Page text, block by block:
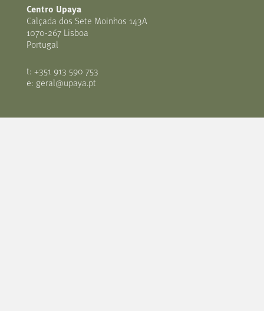
Centro Upaya
Calçada dos Sete Moinhos 143A
1070-267 Lisboa
Portugal
t: +351 913 590 753
e: geral@upaya.pt